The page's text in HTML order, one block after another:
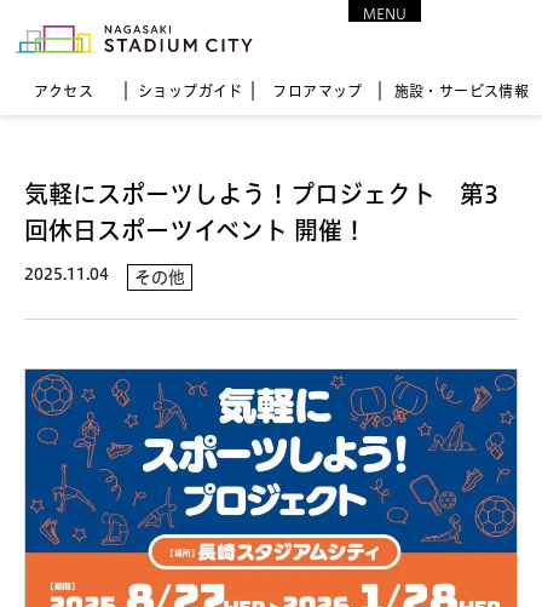
アクセス ショップガイド フロア マップ 施設・サービス情報
MENU
気軽にスポーツしよう！プロジェクト 第3
回休日スポーツイベント 開催！
2025.11.04 その他